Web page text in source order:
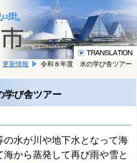
更新情報 令和８年度 水の学び舎ツアー
び舎ツアー
の水が川や地下水となって海
から蒸発して再び雨や雪と